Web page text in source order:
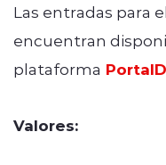
Las entradas para
encuentran
plataforma
Valores: